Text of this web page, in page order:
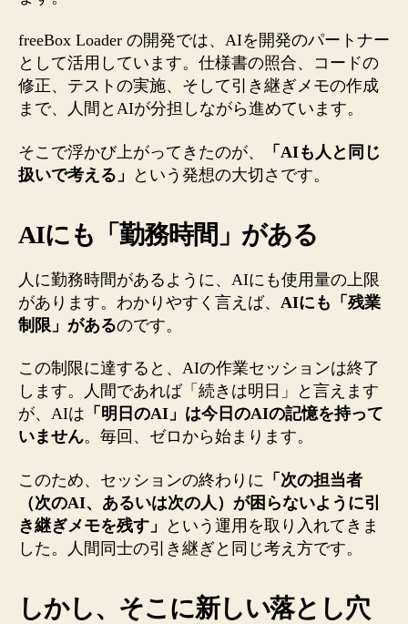
freeBox Loader の開発では、AIを開発のパートナー
として活用しています。仕様書の照合、コードの
修正、テストの実施、そして引き継ぎメモの作成
まで、人間とAIが分担しながら進めています。
そこで浮かび上がってきたのが、
「AIも人と同じ
扱いで考える」
という発想の大切さです。
AIにも「勤務時間」がある
人に勤務時間があるように、AIにも使用量の上限
があります。わかりやすく言えば、 AIにも「残業
制限」があるのです。
この制限に達すると、AIの作業セッションは終了
します。人間であれば「続きは明日」と言えます
が、AIは 「明日のAI」は今日のAIの記憶を持って
いません。毎回、ゼロから始まります。
このため、セッションの終わりに 「次の担当者
（次のAI、あるいは次の人）が困らないように引
き継ぎメモを残す」
という運用を取り入れてきま
した。人間同士の引き継ぎと同じ考え方です。
しかし、そこに新しい落とし穴